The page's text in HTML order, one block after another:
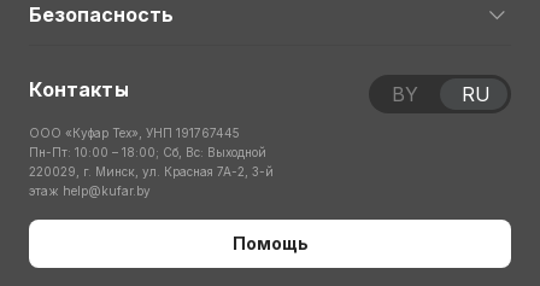
Безопасность
Контакты
ООО «Куфар Тех», УНП 191767445
Пн-Пт: 10:00 – 18:00; Сб, Вс: Выходной
220029, г. Минск, ул. Красная 7А-2, 3-й
этаж help@kufar.by
Помощь
BY RU